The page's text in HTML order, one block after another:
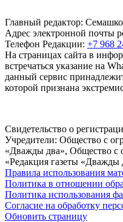
Главный редактор:
Адрес электронной почты
Телефон Редакции: +7 968
На страницах сайта в
встречаться указание на
данный сервис
которой признана
Свидетельство о
Учредители: Общество с
«Дважды два», Общество с
«Редакция газеты «Дважды
Правила использования
Политика в отношении
Политика использования
Согласие на обработку
Обновить страницу